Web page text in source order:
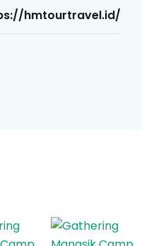
hmtourtravel.id/